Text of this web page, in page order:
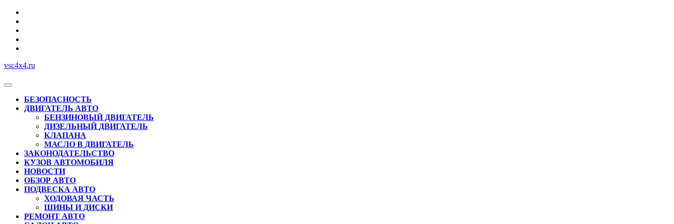
Перейти
содержимому
vsc4x4.ru
Кнопка
ОткрытьБЕЗОПАСНОСТЬ
ДВИГАТЕЛЬ АВТО
БЕНЗИНОВЫЙ ДВИГАТЕЛЬ
ДИЗЕЛЬНЫЙ ДВИГАТЕЛЬ
КЛАПАНА
МАСЛО В ДВИГАТЕЛЬ
ЗАКОНОДАТЕЛЬСТВО
КУЗОВ АВТОМОБИЛЯ
НОВОСТИ
ОБЗОР АВТО
ПОДВЕСКА АВТО
ХОДОВАЯ ЧАСТЬ
ШИНЫ И ДИСКИ
РЕМОНТ АВТО